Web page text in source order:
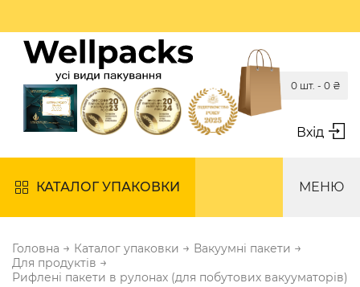
Вхід
0 шт. - 0 ₴
КАТАЛОГ УПАКОВКИ МЕНЮ
Головна → Каталог упаковки → Вакуумні пакети →
Для продуктів →
Рифлені пакети в рулонах (для побутових вакууматорів)